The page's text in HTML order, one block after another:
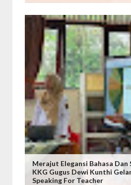
Merajut Elegansi Bahasa Dan
KKG Gugus Dewi Kunthi
Speaking For Teacher